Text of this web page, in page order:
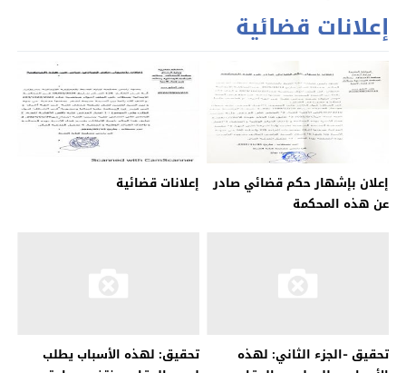
إعلانات قضائية
إعلان بإشهار حكم قضائي صادر
عن هذه المحكمة
إعلانات قضائية
تحقيق -الجزء الثاني: لهذه
تحقيق: لهذه الأسباب يطلب